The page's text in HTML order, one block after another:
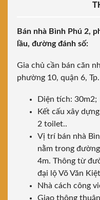
Bán nhà Bình Phú 2,
lầu, đường đánh số:
Gia chủ cần bán căn
phường 10, quận 6,
Diện tích:
Kết cấu xây
2 toilet..
Vị trí bán nhà
nằm trong
4m. Thông từ
đại lộ Võ Văn
Nhà cách công
Giao thông